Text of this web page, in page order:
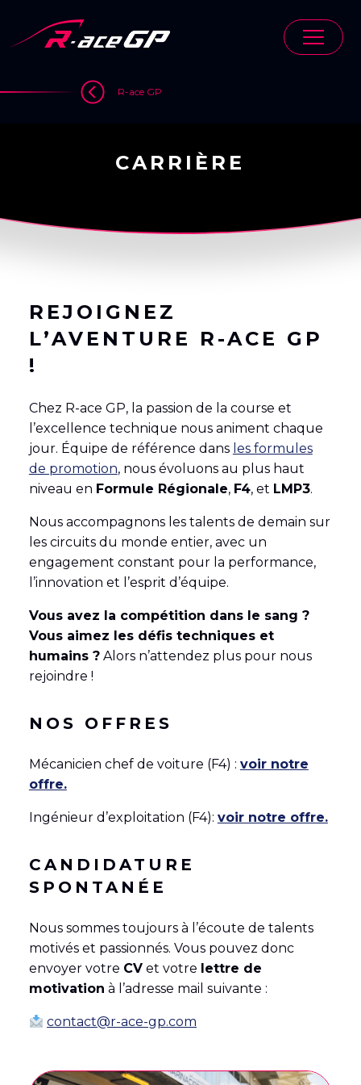
content
English( Anglais) Français
R-ace GP
CARRIÈRE
REJOIGNEZ
L’AVENTURE R-ACE GP
!
Chez R-ace GP, la passion de la course et
l’excellence technique nous animent chaque
jour. Équipe de référence dans les formules
de promotion, nous évoluons au plus haut
niveau en Formule Régionale, F4, et LMP3.
Nous accompagnons les talents de demain sur
les circuits du monde entier, avec un
engagement constant pour la performance,
l’innovation et l’esprit d’équipe.
Vous avez la compétition dans le sang ?
Vous aimez les défis techniques et
humains ?Alors n’attendez plus pour nous
rejoindre !
NOS OFFRES
Mécanicien chef de voiture (F4) : voir notre
offre.
Ingénieur d’exploitation (F4): voir notre offre.
CANDIDATURE
SPONTANÉE
Nous sommes toujours à l’écoute de talents
motivés et passionnés. Vous pouvez donc
envoyer votre CVet votre lettre de
motivation à l’adresse mail suivante :
contact@r-ace-gp.com